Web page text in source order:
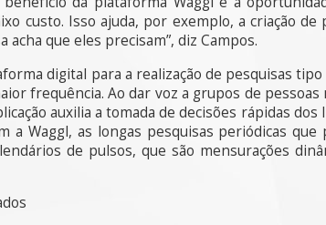
custo. Isso ajuda, por exemplo, a criação
acha que eles precisam”, diz Campos.
digital para a realização de pesquisas
frequência. Ao dar voz a grupos de
auxilia a tomada de decisões rápidas
a Waggl, as longas pesquisas periódicas
de pulsos, que são mensurações